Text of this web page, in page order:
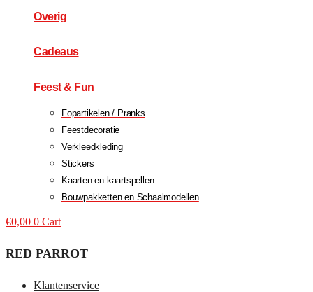
Overig
Cadeaus
Feest & Fun
Fopartikelen / Pranks
Feestdecoratie
Verkleedkleding
Stickers
Kaarten en kaartspellen
Bouwpakketten en Schaalmodellen
€0,00 0 Cart
RED PARROT
Klantenservice